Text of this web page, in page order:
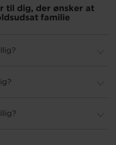
til dig, der ønsker at
familie